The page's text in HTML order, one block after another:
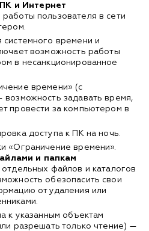
и Интернет
пользователя в сети
системного времени и
возможность работы
в несанкционированное
времени» (с
задавать время,
провести за компьютером в
доступа к ПК на ночь.
«Ограничение времени».
и папкам
файлов и каталогов
обезопасить свои
от удаления или
к указанным объектам
разрешать только чтение) —